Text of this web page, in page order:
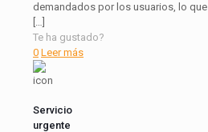
demandados por los usuarios, lo que
[…]
Te ha gustado?
0 Leer más
Servicio
urgente